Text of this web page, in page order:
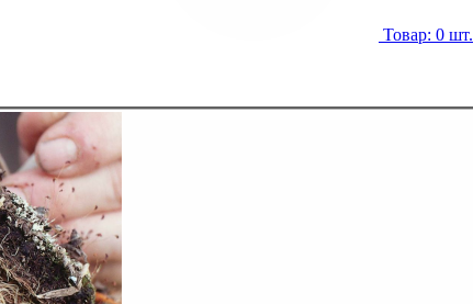
Товар: 0 шт.